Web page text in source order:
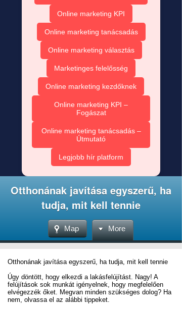
Online marketing KPI
Online marketing tanácsadás
Online marketing választás
Marketinges felelősség
Online marketing kezdőknek
Online marketing KPI –
Fogászat
Online marketing tanácsadás –
Útmutató
Legjobb hír platform
Otthonának javítása egyszerű, ha
tudja, mit kell tennie
Map More
Otthonának javítása egyszerű, ha tudja, mit kell tennie
Úgy döntött, hogy elkezdi a lakásfelújítást. Nagy! A
felújítások sok munkát igényelnek, hogy megfelelően
elvégezzék őket. Megvan minden szükséges dolog? Ha
nem, olvassa el az alábbi tippeket.